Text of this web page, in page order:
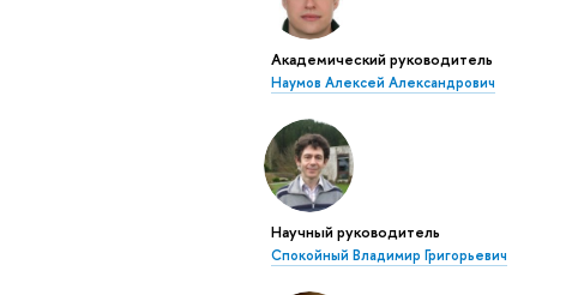
Академический руководитель
Наумов Алексей Александрович
Научный руководитель
Спокойный Владимир Григорьевич